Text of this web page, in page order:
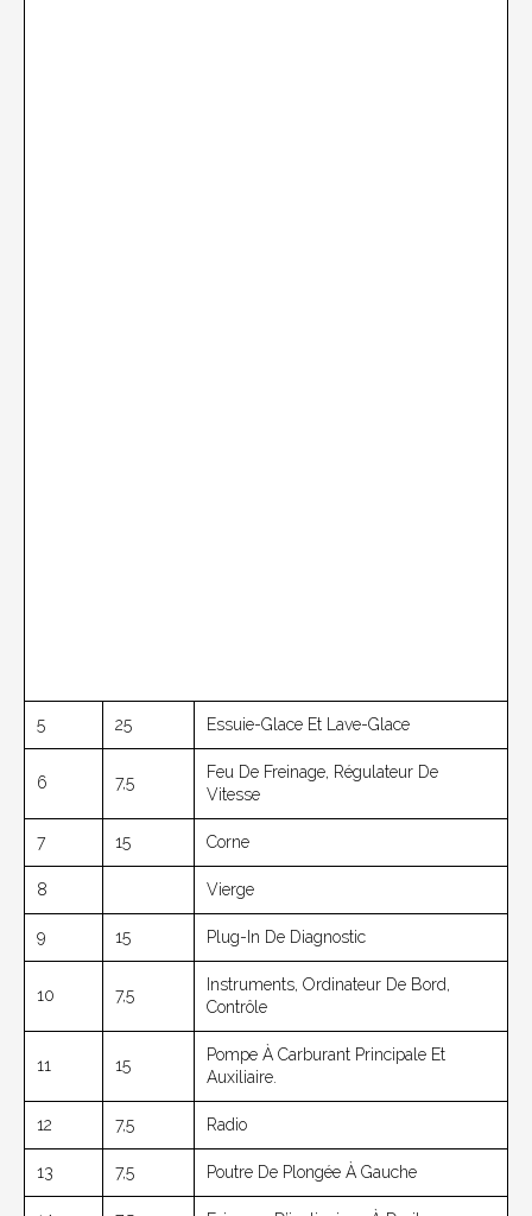
5 25 Essuie-Glace Et Lave-Glace
6 7,5
Feu De Freinage, Régulateur De
Vitesse
7 15 Corne
8 Vierge
9 15 Plug-In De Diagnostic
10 7,5
Instruments, Ordinateur De Bord,
Contrôle
11 15
Pompe À Carburant Principale Et
Auxiliaire.
12 7,5 Radio
13 7,5 Poutre De Plongée À Gauche